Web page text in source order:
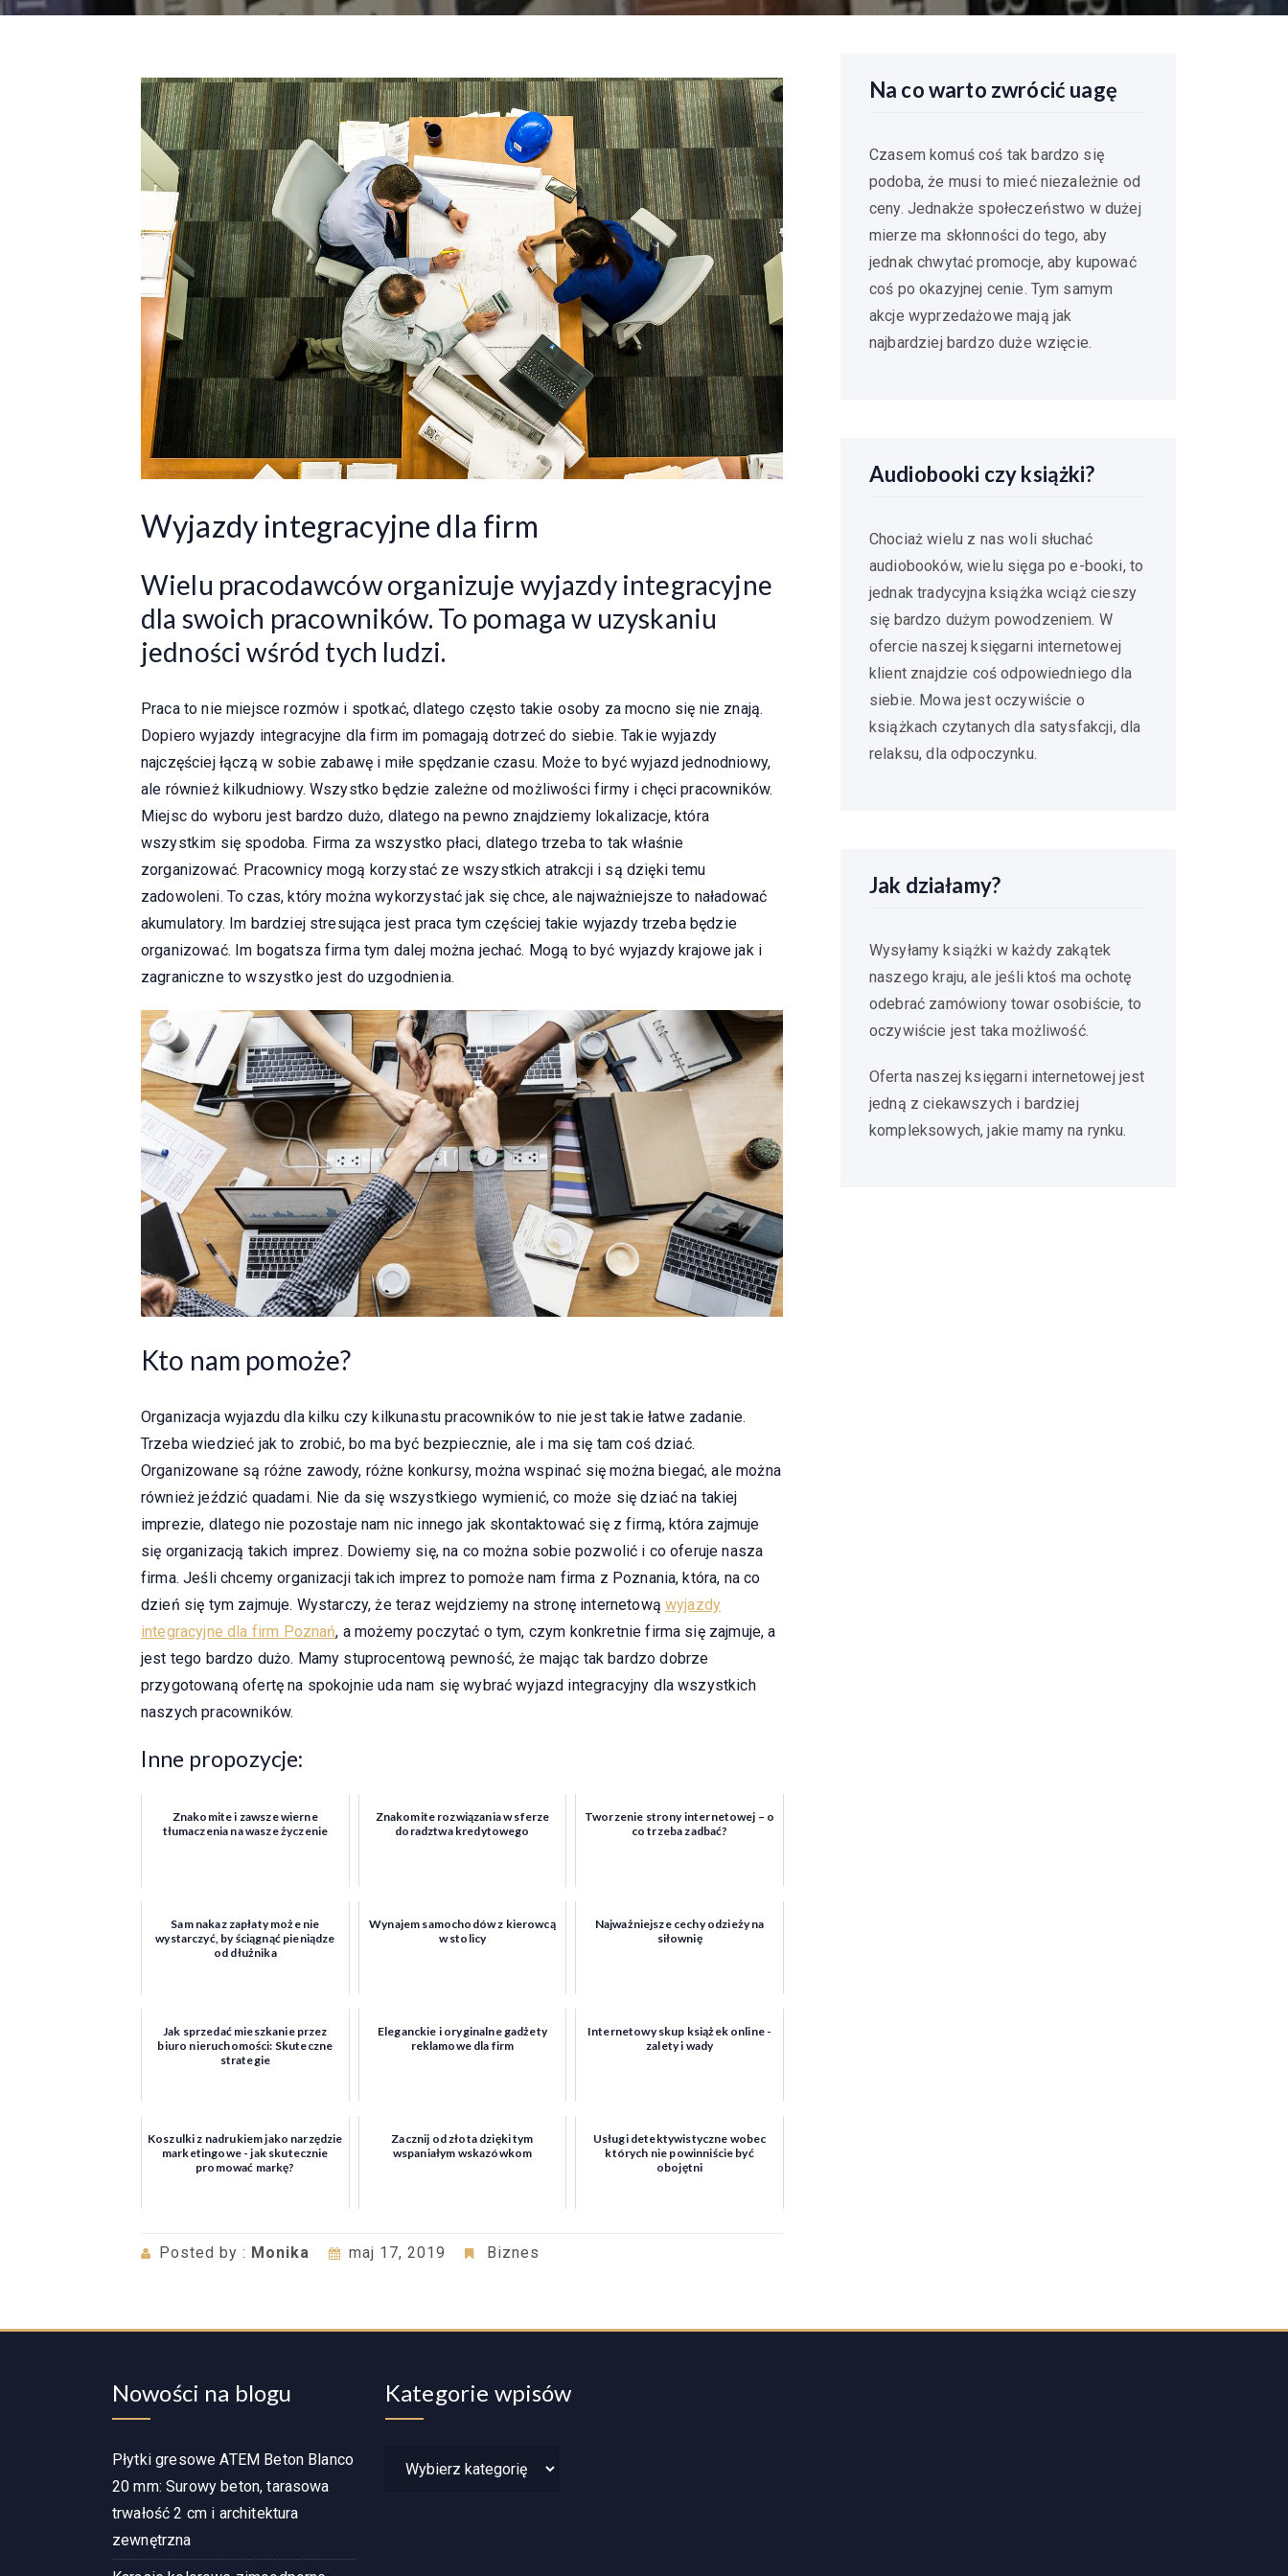
Wyjazdy integracyjne dla firm
Wielu pracodawców organizuje wyjazdy integracyjne
dla swoich pracowników. To pomaga w uzyskaniu
jedności wśród tych ludzi.
Praca to nie miejsce rozmów i spotkać, dlatego często takie osoby za mocno się nie znają.
Dopiero wyjazdy integracyjne dla firm im pomagają dotrzeć do siebie. Takie wyjazdy
najczęściej łączą w sobie zabawę i miłe spędzanie czasu. Może to być wyjazd jednodniowy,
ale również kilkudniowy. Wszystko będzie zależne od możliwości firmy i chęci pracowników.
Miejsc do wyboru jest bardzo dużo, dlatego na pewno znajdziemy lokalizacje, która
wszystkim się spodoba. Firma za wszystko płaci, dlatego trzeba to tak właśnie
zorganizować. Pracownicy mogą korzystać ze wszystkich atrakcji i są dzięki temu
zadowoleni. To czas, który można wykorzystać jak się chce, ale najważniejsze to naładować
akumulatory. Im bardziej stresująca jest praca tym częściej takie wyjazdy trzeba będzie
organizować. Im bogatsza firma tym dalej można jechać. Mogą to być wyjazdy krajowe jak i
zagraniczne to wszystko jest do uzgodnienia.
Kto nam pomoże?
Organizacja wyjazdu dla kilku czy kilkunastu pracowników to nie jest takie łatwe zadanie.
Trzeba wiedzieć jak to zrobić, bo ma być bezpiecznie, ale i ma się tam coś dziać.
Organizowane są różne zawody, różne konkursy, można wspinać się można biegać, ale można
również jeździć quadami. Nie da się wszystkiego wymienić, co może się dziać na takiej
imprezie, dlatego nie pozostaje nam nic innego jak skontaktować się z firmą, która zajmuje
się organizacją takich imprez. Dowiemy się, na co można sobie pozwolić i co oferuje nasza
firma. Jeśli chcemy organizacji takich imprez to pomoże nam firma z Poznania, która, na co
dzień się tym zajmuje. Wystarczy, że teraz wejdziemy na stronę internetowąwyjazdy
integracyjne dla firm Poznań, a możemy poczytać o tym, czym konkretnie firma się zajmuje, a
jest tego bardzo dużo. Mamy stuprocentową pewność, że mając tak bardzo dobrze
przygotowaną ofertę na spokojnie uda nam się wybrać wyjazd integracyjny dla wszystkich
naszych pracowników.
Inne propozycje:
Znakomite i zawsze wierne
tłumaczenia na wasze życzenie
Znakomite rozwiązania w sferze
doradztwa kredytowego
Tworzenie strony internetowej – o
co trzeba zadbać?
Sam nakaz zapłaty może nie
wystarczyć, by ściągnąć pieniądze
od dłużnika
Wynajem samochodów z kierowcą
w stolicy
Najważniejsze cechy odzieży na
siłownię
Jak sprzedać mieszkanie przez
biuro nieruchomości: Skuteczne
strategie
Eleganckie i oryginalne gadżety
reklamowe dla firm
Internetowy skup książek online -
zalety i wady
Koszulki z nadrukiem jako narzędzie
marketingowe - jak skutecznie
promować markę?
Zacznij od złota dzięki tym
wspaniałym wskazówkom
Usługi detektywistyczne wobec
których nie powinniście być
obojętni
Posted by : Monika maj 17, 2019 Biznes
Na co warto zwrócić uagę
Czasem komuś coś tak bardzo się
podoba, że musi to mieć niezależnie od
ceny. Jednakże społeczeństwo w dużej
mierze ma skłonności do tego, aby
jednak chwytać promocje, aby kupować
coś po okazyjnej cenie. Tym samym
akcje wyprzedażowe mają jak
najbardziej bardzo duże wzięcie.
Audiobooki czy książki?
Chociaż wielu z nas woli słuchać
audiobooków, wielu sięga po e-booki, to
jednak tradycyjna książka wciąż cieszy
się bardzo dużym powodzeniem. W
ofercie naszej księgarni internetowej
klient znajdzie coś odpowiedniego dla
siebie. Mowa jest oczywiście o
książkach czytanych dla satysfakcji, dla
relaksu, dla odpoczynku.
Jak działamy?
Wysyłamy książki w każdy zakątek
naszego kraju, ale jeśli ktoś ma ochotę
odebrać zamówiony towar osobiście, to
oczywiście jest taka możliwość.
Oferta naszej księgarni internetowej jest
jedną z ciekawszych i bardziej
kompleksowych, jakie mamy na rynku.
Nowości na blogu
Płytki gresowe ATEM Beton Blanco
20 mm: Surowy beton, tarasowa
trwałość 2 cm i architektura
zewnętrzna
Kategorie wpisów
Kategorie